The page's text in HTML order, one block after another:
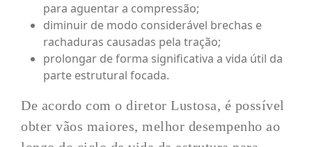
para aguentar a compressão;
diminuir de modo considerável brechas e
rachaduras causadas pela tração;
prolongar de forma significativa a vida útil da
parte estrutural focada.
De acordo com o diretor Lustosa, é possível
obter vãos maiores, melhor desempenho ao